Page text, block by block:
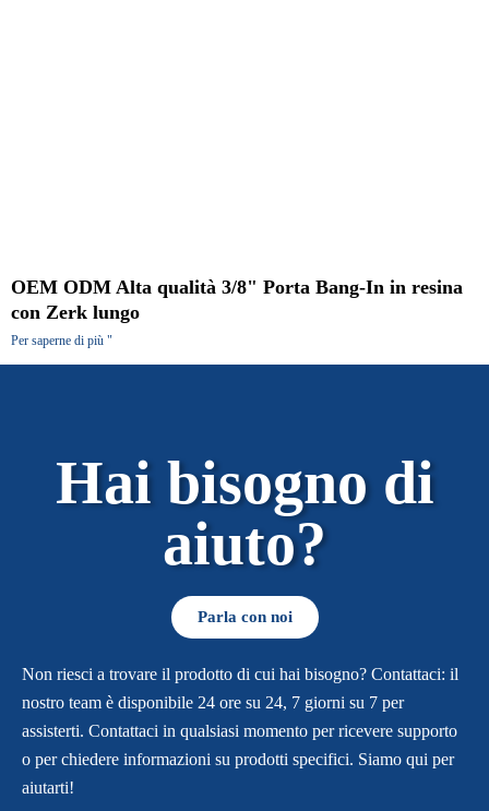
OEM ODM Alta qualità 3/8" Porta Bang-In in resina
con Zerk lungo
Per saperne di più "
Hai bisogno di
aiuto?
Parla con noi
Non riesci a trovare il prodotto di cui hai bisogno? Contattaci: il
nostro team è disponibile 24 ore su 24, 7 giorni su 7 per
assisterti. Contattaci in qualsiasi momento per ricevere supporto
o per chiedere informazioni su prodotti specifici. Siamo qui per
aiutarti!